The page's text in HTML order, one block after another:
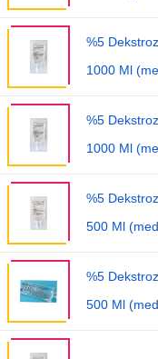
%5
1000 Ml
%5
1000 Ml
%5
500 Ml
%5
500 Ml